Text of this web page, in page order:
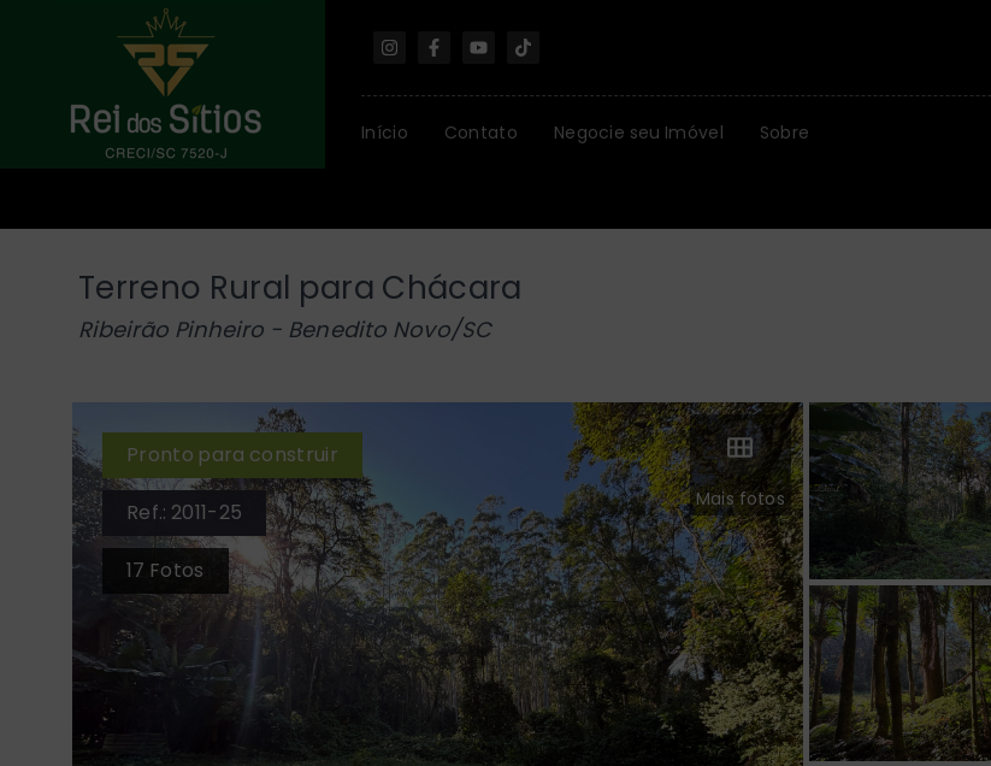
Início Contato Negocie seu Imóvel Sobre
Terreno Rural para Chácara
Ribeirão Pinheiro - Benedito Novo/SC
Mais fotos
Pronto para construir
Ref.: 2011-25
17 Fotos